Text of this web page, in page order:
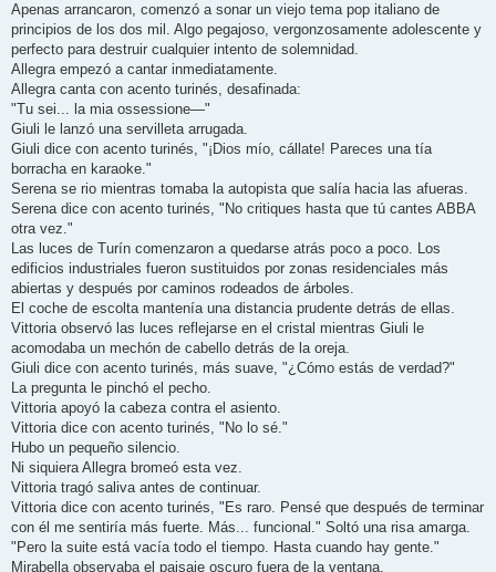
Apenas arrancaron, comenzó a sonar un viejo tema pop italiano de
principios de los dos mil. Algo pegajoso, vergonzosamente adolescente y
perfecto para destruir cualquier intento de solemnidad.
Allegra empezó a cantar inmediatamente.
Allegra canta con acento turinés, desafinada:
"Tu sei... la mia ossessione—"
Giuli le lanzó una servilleta arrugada.
Giuli dice con acento turinés, "¡Dios mío, cállate! Pareces una tía
borracha en karaoke."
Serena se rio mientras tomaba la autopista que salía hacia las afueras.
Serena dice con acento turinés, "No critiques hasta que tú cantes ABBA
otra vez."
Las luces de Turín comenzaron a quedarse atrás poco a poco. Los
edificios industriales fueron sustituidos por zonas residenciales más
abiertas y después por caminos rodeados de árboles.
El coche de escolta mantenía una distancia prudente detrás de ellas.
Vittoria observó las luces reflejarse en el cristal mientras Giuli le
acomodaba un mechón de cabello detrás de la oreja.
Giuli dice con acento turinés, más suave, "¿Cómo estás de verdad?"
La pregunta le pinchó el pecho.
Vittoria apoyó la cabeza contra el asiento.
Vittoria dice con acento turinés, "No lo sé."
Hubo un pequeño silencio.
Ni siquiera Allegra bromeó esta vez.
Vittoria tragó saliva antes de continuar.
Vittoria dice con acento turinés, "Es raro. Pensé que después de terminar
con él me sentiría más fuerte. Más... funcional." Soltó una risa amarga.
"Pero la suite está vacía todo el tiempo. Hasta cuando hay gente."
Mirabella observaba el paisaje oscuro fuera de la ventana.